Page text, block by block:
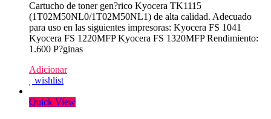
Cartucho de toner gen?rico Kyocera TK1115
(1T02M50NL0/1T02M50NL1) de alta calidad. Adecuado
para uso en las siguientes impresoras: Kyocera FS 1041
Kyocera FS 1220MFP Kyocera FS 1320MFP Rendimiento:
1.600 P?ginas
Adicionar
wishlist
Quick View